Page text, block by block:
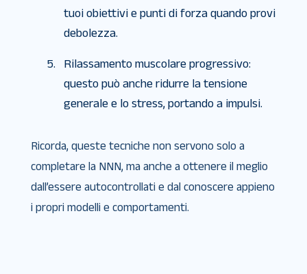
tuoi obiettivi e punti di forza quando provi
debolezza.
Rilassamento muscolare progressivo:
questo può anche ridurre la tensione
generale e lo stress, portando a impulsi.
Ricorda, queste tecniche non servono solo a
completare la NNN, ma anche a ottenere il meglio
dall’essere autocontrollati e dal conoscere appieno
i propri modelli e comportamenti.